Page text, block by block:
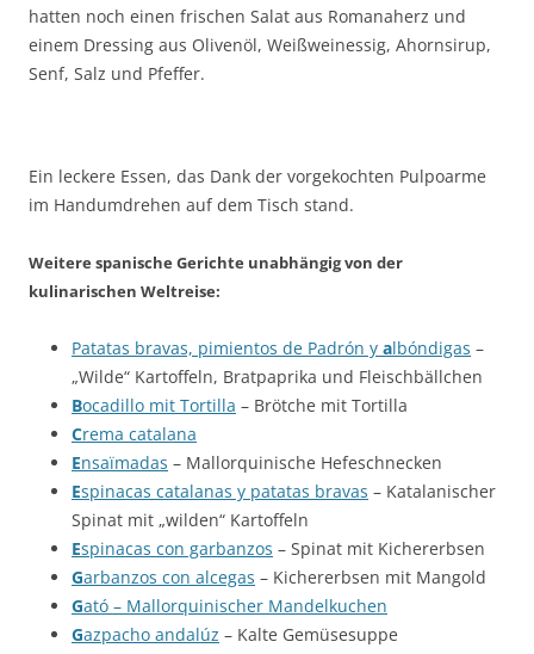
hatten noch einen frischen Salat aus Romanaherz und
einem Dressing aus Olivenöl, Weißweinessig, Ahornsirup,
Senf, Salz und Pfeffer.
Ein leckere Essen, das Dank der vorgekochten Pulpoarme
im Handumdrehen auf dem Tisch stand.
Weitere spanische Gerichte unabhängig von der
kulinarischen Weltreise:
Patatas bravas, pimientos de Padrón y albóndigas –
„Wilde“ Kartoffeln, Bratpaprika und Fleischbällchen
Bocadillo mit Tortilla – Brötche mit Tortilla
Crema catalana
Ensaïmadas – Mallorquinische Hefeschnecken
Espinacas catalanas y patatas bravas – Katalanischer
Spinat mit „wilden“ Kartoffeln
Espinacas con garbanzos – Spinat mit Kichererbsen
Garbanzos con alcegas – Kichererbsen mit Mangold
Gató – Mallorquinischer Mandelkuchen
Gazpacho andalúz – Kalte Gemüsesuppe